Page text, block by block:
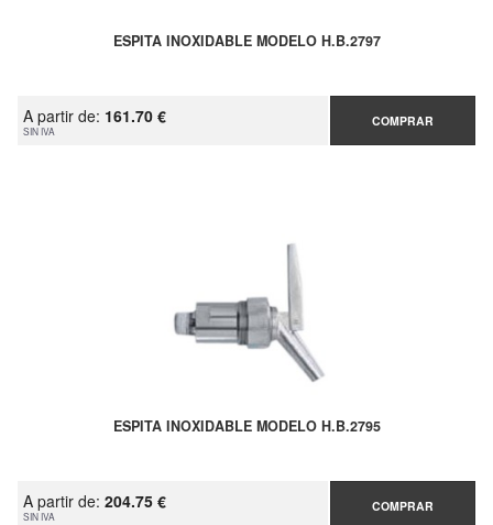
ESPITA INOXIDABLE MODELO H.B.2797
A partir de: 161.70 €
SIN IVA
COMPRAR
ESPITA INOXIDABLE MODELO H.B.2795
A partir de: 204.75 €
SIN IVA
COMPRAR